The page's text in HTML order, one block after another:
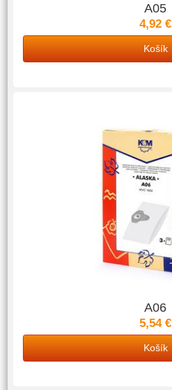
A05
4,92 €
Košík
A06
5,54 €
Košík